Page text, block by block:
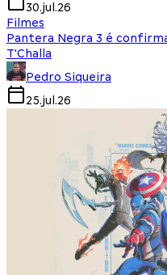
30.jul.26
Filmes
Pantera Negra 3 é
T'Challa
Pedro Siqueira
25.jul.26